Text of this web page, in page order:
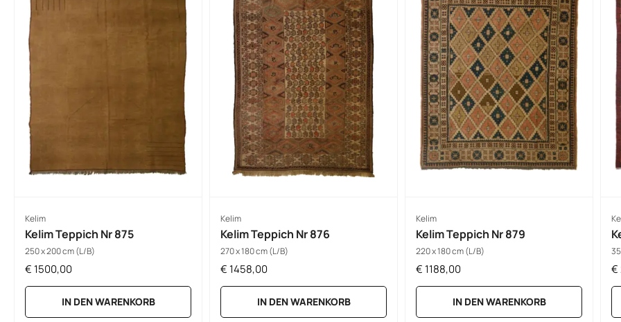
Kelim
Kelim Teppich Nr 875
250 x 200 cm (L/B)
€ 1500,00
IN DEN WARENKORB
Kelim
Kelim Teppich Nr 876
270 x 180 cm (L/B)
€ 1458,00
IN DEN WARENKORB
Kelim
Kelim Teppich Nr 879
220 x 180 cm (L/B)
€ 1188,00
IN DEN WARENKORB
€